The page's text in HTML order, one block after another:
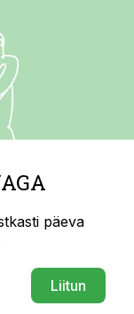
päeva
Liitun